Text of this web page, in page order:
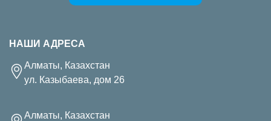
НАШИ АДРЕСА
Алматы, Казахстан
ул. Казыбаева, дом 26
Алматы, Казахстан